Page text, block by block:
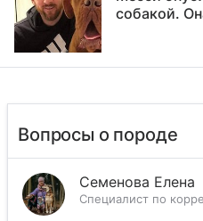
собакой.
Вопросы о породе
Семенова Елена
Специалист по